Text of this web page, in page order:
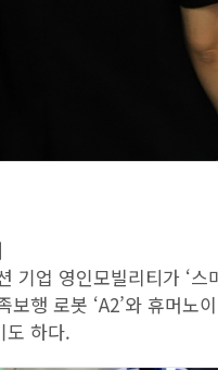
기업 영인모빌리티가 ‘
보행 로봇 ‘A2’와 휴머노
도 하다.